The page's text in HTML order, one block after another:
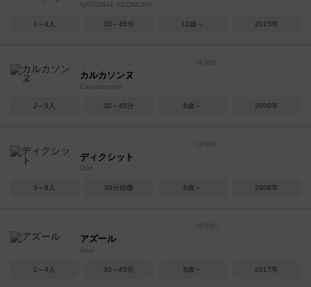
NATIONAL ECONOMY
1～4人 30～45分 12歳～ 2015年
カルカソンヌ
Carcassonne
2～5人 30～45分 8歳～ 2000年
ディクシット
Dixit
3～8人 30分前後 6歳～ 2008年
アズール
Azul
2～4人 30～45分 8歳～ 2017年